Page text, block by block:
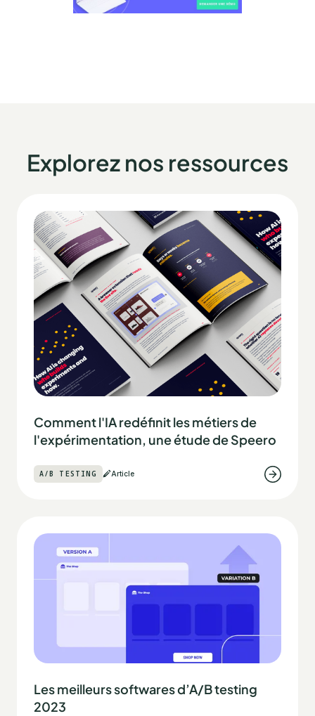
Explorez nos ressources
Comment l'IA redéfinit les métiers de
l'expérimentation, une étude de Speero
A/B TESTING Article
Les meilleurs softwares d’A/B testing
2023